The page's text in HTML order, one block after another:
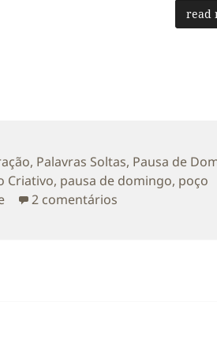
read
, Palavras Soltas, Pausa de
Criativo, pausa de domingo, poço
2 comentários